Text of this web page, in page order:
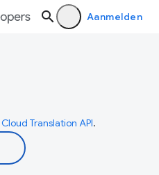
Aanmelden
Cloud Translation API.